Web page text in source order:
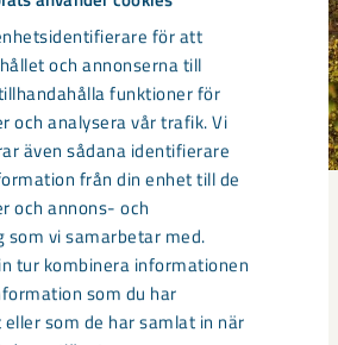
för att
och annonserna till
funktioner för
och analysera vår trafik. Vi
även sådana identifierare
från din enhet till de
och annons- och
som vi samarbetar med.
tur kombinera informationen
som du har
som de har samlat in när
och försämrade